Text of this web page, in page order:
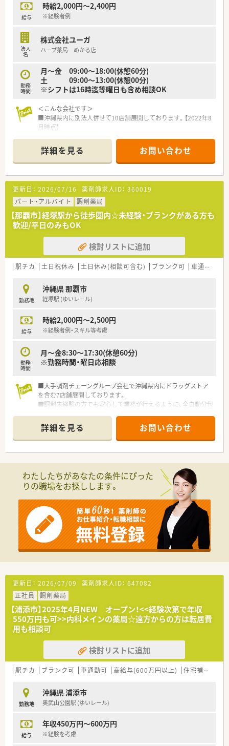
給与
時給2,000円～2,400円
※経験者例
法人
名
株式会社ユーガ
ハープ薬局 めかる店
勤務
時間
月～金 09:00～18:00(休憩60分)
土 09:00～13:00(休憩00分)
※シフトは16時迄等曜日も含め相談OK
＜こんな会社です＞
■沖縄県内に別法人併せて10店舗展開しております。【2022年8
月時点】
働けるような薬局づくりを目指している社員思いの社長様で
す。
■社員の8割は女性で、産休・育休制度の取得実績や時短復帰実
績が多数あり、女性が働きやすい環境が整っています。
■会社としてのかかりつけのノルマが無く、残業は月5時間もな
い店舗が多いため、プライベートと仕事が両立できる職場です。
■沖縄県外からの移住で就業している方も多数おりますので、県
外の方も大歓迎です。
■1年に1店舗を目指し新店計画があり、今後も成長続けていく
勢いのある会社です。
■ご経験はもちろんですが、協調性のある方やコミュニケーショ
ン力の高いお人柄の方を重視されて採用されています。
■薬剤師の職能向上のために、薬剤師会での集団研修や、eラー
ニング研修を推奨しておりそれぞれが時間を有効活用しながら、
■会社として、毎年薬学実習生の受け入れを行っています。
■新年会や忘年会などを実施し社内の交流やコミュニケーショ
ンの機会を設けています。
詳細を見る お問い合わせ
更新日： 2026/07/16 薬剤師求人ID： 360019
パート・アルバイト
調剤薬局
【那覇市】経塚駅から徒歩圏内☆未経験・ブランクがある方も
歓迎/平日のみもOK
検討リストに追加
駅チカ 土日祝休み 土日休み(相談可含む) ブランク可 車通勤可
勤務地
沖縄県 那覇市
経塚駅 (ゆいレール)
給与
時給2,000円～2,500円
※経験者例・スキル等考慮
勤務
時間
月〜金8:30〜17:30(休憩60分)
※勤務時間・曜日応相談
■大手調剤チェーングループ会社で沖縄県内にドラッグストア
を含む7店舗展開しております。
■調剤未経験の方でも安心して業務が行えるように、全自動分包
■未経験者も歓迎！安心して業務が行えるように、機械化も進ん
でおります。
■充実の福利厚生◎大手薬局のグループ会社なので、教育制度も
充実しています。
詳細を見る お問い合わせ
わたしたちがあなたの条件にぴった
りの職場をお探しします。
更新日： 2026/07/09 薬剤師求人ID： 647082
正社員
調剤薬局
【浦添市】2025年4月NEW オープン！<<経験次第で年収
550万円も可>>内科メインの薬局☆遠方からの方は転居費
用も相談可
検討リストに追加
駅チカ ブランク可 車通勤可 高給与(600万円以上) 住宅補助(手当)あり
勤務地
沖縄県 浦添市
奥武山公園駅 (ゆいレール)
給与
年収450万円～600万円
※経験を考慮